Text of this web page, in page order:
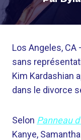
Los Angeles, CA
sans
Kim Kardashian
dans le divorce
Selon Panneau
Kanye,